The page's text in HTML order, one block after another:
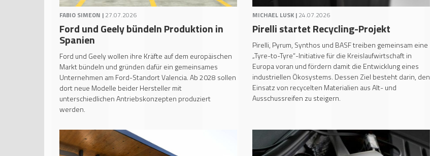
FABIO SIMEON | 27.07.2026
Ford und Geely bündeln Produktion in
Spanien
Ford und Geely wollen ihre Kräfte auf dem europäischen
Markt bündeln und gründen dafür ein gemeinsames
Unternehmen am Ford-Standort Valencia. Ab 2028 sollen
dort neue Modelle beider Hersteller mit
unterschiedlichen Antriebskonzepten produziert
werden.
MICHAEL LUSK | 24.07.2026
Pirelli startet Recycling-Projekt
Pirelli, Pyrum, Synthos und BASF treiben gemeinsam eine
„Tyre-to-Tyre“-Initiative für die Kreislaufwirtschaft in
Europa voran und fördern damit die Entwicklung eines
industriellen Ökosystems. Dessen Ziel besteht darin, den
Einsatz von recycelten Materialien aus Alt- und
Ausschussreifen zu steigern.